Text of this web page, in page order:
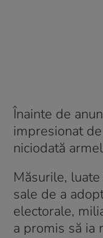
Înainte de
impresionat
niciodată
Măsurile,
sale de a
electorale,
a promis să ia